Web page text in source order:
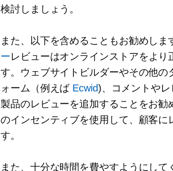
検討しましょう。
また、以下を含めることもお勧めしま
ーレビューはオンラインストアをよ
す。ウェブサイトビルダーやその他の
ォーム（例えば Ecwid)、コメントや
製品のレビューを追加することをお
のインセンティブを使用して、顧客
す。
また、十分な時間を費やすようにして